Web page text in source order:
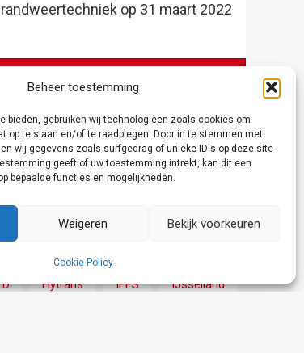
Beheer toestemming
bieden, gebruiken wij technologieën zoals cookies om
op te slaan en/of te raadplegen. Door in te stemmen met
wij gegevens zoals surfgedrag of unieke ID's op deze site
geeft of uw toestemming intrekt, kan dit een
bepaalde functies en mogelijkheden.
Weigeren Bekijk voorkeuren
Cookie Policy
op 31 maart 2022
Defensie
Hytrans IFFS IJsselland